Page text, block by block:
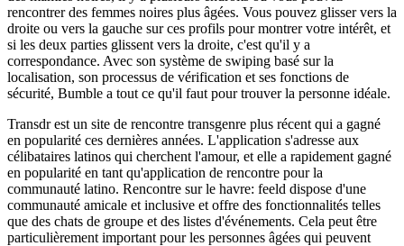
rencontrer des femmes noires plus âgées. Vous pouvez glisser vers la
droite ou vers la gauche sur ces profils pour montrer votre intérêt, et
si les deux parties glissent vers la droite, c'est qu'il y a
correspondance. Avec son système de swiping basé sur la
localisation, son processus de vérification et ses fonctions de
sécurité, Bumble a tout ce qu'il faut pour trouver la personne idéale.
Transdr est un site de rencontre transgenre plus récent qui a gagné
en popularité ces dernières années. L'application s'adresse aux
célibataires latinos qui cherchent l'amour, et elle a rapidement gagné
en popularité en tant qu'application de rencontre pour la
communauté latino. Rencontre sur le havre: feeld dispose d'une
communauté amicale et inclusive et offre des fonctionnalités telles
que des chats de groupe et des listes d'événements. Cela peut être
particulièrement important pour les personnes âgées qui peuvent